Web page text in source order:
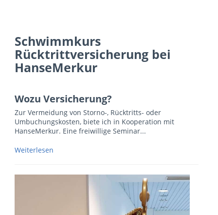
Schwimmkurs
Rücktrittversicherung bei
HanseMerkur
Wozu Versicherung?
Zur Vermeidung von Storno-, Rücktritts- oder
Umbuchungskosten, biete ich in Kooperation mit
HanseMerkur. Eine freiwillige Seminar...
Weiterlesen